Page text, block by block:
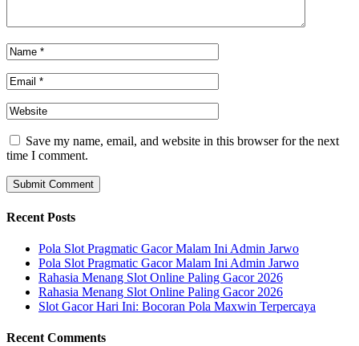
Save my name, email, and website in this browser for the next
time I comment.
Recent Posts
Pola Slot Pragmatic Gacor Malam Ini Admin Jarwo
Pola Slot Pragmatic Gacor Malam Ini Admin Jarwo
Rahasia Menang Slot Online Paling Gacor 2026
Rahasia Menang Slot Online Paling Gacor 2026
Slot Gacor Hari Ini: Bocoran Pola Maxwin Terpercaya
Recent Comments